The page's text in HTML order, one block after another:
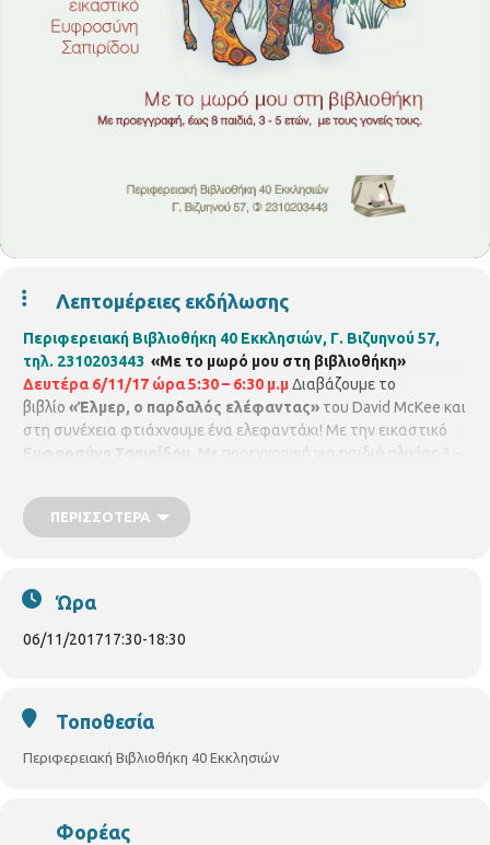
Λεπτομέρειες εκδήλωσης
Περιφερειακή Βιβλιοθήκη 40 Εκκλησιών, Γ. Βιζυηνού 57,
τηλ. 2310203443 «Με το μωρό μου στη βιβλιοθήκη»
Δευτέρα 6/11/17 ώρα 5:30 – 6:30 μ.μΔιαβάζουμε το
βιβλίο «Έλμερ, ο παρδαλός ελέφαντας» του David McKee και
στη συνέχεια φτιάχνουμε ένα ελεφαντάκι! Με την εικαστικό
Ευφροσύνη Σαπιρίδου.
Με προεγγραφή για παιδιά ηλικίας 3 –
ΠΕΡΙΣΣΌΤΕΡΑ
Ώρα
06/11/201717:30-18:30
Τοποθεσία
Περιφερειακή Βιβλιοθήκη 40 Εκκλησιών
Φορέας